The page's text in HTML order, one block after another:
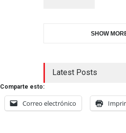
SHOW
Latest Posts
Comparte esto:
Correo electrónico